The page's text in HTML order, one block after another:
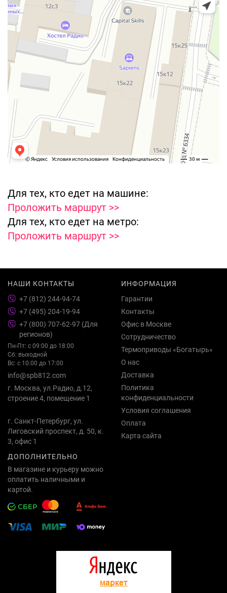
Для тех, кто едет на машине:
Проложить маршрут >>
Для тех, кто едет на метро:
Проложить маршрут >>
НАШИ КОНТАКТЫ
+7 (812) 244-94-74
+7 (495) 204-19-94
+7 (800) 707-62-97 (Для
регионов)
Пн-Пт: с 09:00 до 18:00
Сб: выходной
Вс: с 10:00 до 17:00
info@spb812.com
г. Москва, ул.Радио, д.12,
строение 4, помещение 1
г. Санкт-Петербург, ул.
Лиговский проспект, д. 50, к.
3, офис 1
ИНФОРМАЦИЯ
Гарантии
Контакты
Офис в Москве
Сотрудничество
Термоприводы «Богатырь»
О нас
Доставка
Политика
конфиденциальности
Условия соглашения
Оплата
Карта сайта
ДОПОЛНИТЕЛЬНО
В магазине и курьеру можно
оплатить наличными и
картой.